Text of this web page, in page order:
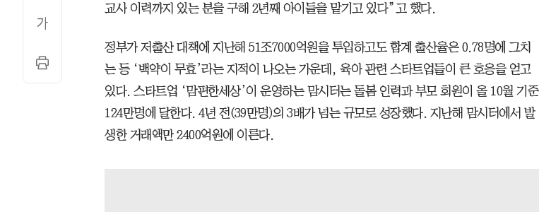
교사 이력까지 있는 분을 구해 2년째 아이들을 맡기고 있다”고 했다.
정부가 저출산 대책에 지난해 51조7000억원을 투입하고도 합계 출산율은 0.78명에 그치
는 등 ‘백약이 무효’라는 지적이 나오는 가운데, 육아 관련 스타트업들이 큰 호응을 얻고
있다. 스타트업 ‘맘편한세상’이 운영하는 맘시터는 돌봄 인력과 부모 회원이 올 10월 기준
124만명에 달한다. 4년 전(39만명)의 3배가 넘는 규모로 성장했다. 지난해 맘시터에서 발
생한 거래액만 2400억원에 이른다.